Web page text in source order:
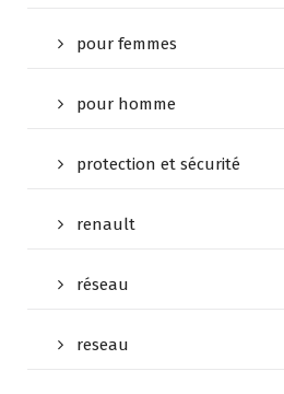
pour femmes
pour homme
protection et sécurité
renault
réseau
reseau